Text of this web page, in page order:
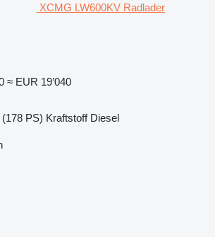
XCMG LW600KV Radlader
≈ EUR 19’040
PS) Kraftstoff Diesel